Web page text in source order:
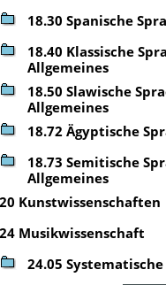
18.30 Spanische
18.40 Klassische
Allgemeines
18.50 Slawische
Allgemeines
18.72 Ägyptische
18.73 Semitische
Allgemeines
20 Kunstwissenschaften
24 Musikwissenschaft
24.05